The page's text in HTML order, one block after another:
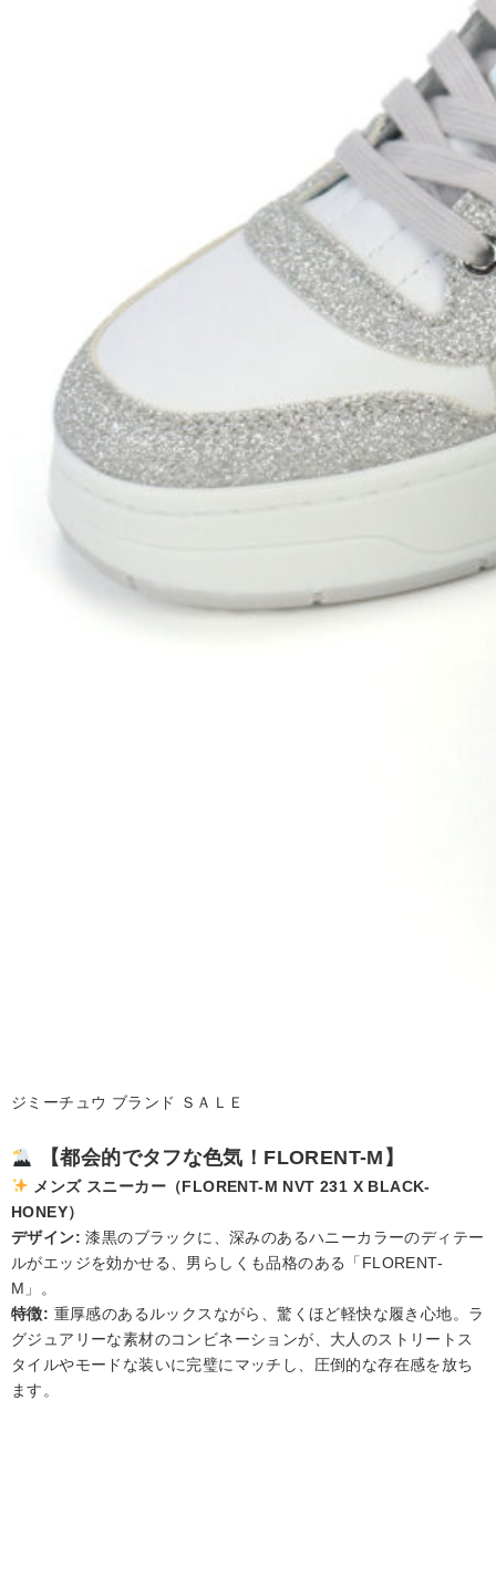
ジミーチュウ ブランド ＳＡＬＥ
【都会的でタフな色気！FLORENT-M】
メンズ スニーカー（FLORENT-M NVT 231 X BLACK-
HONEY）
デザイン: 漆黒のブラックに、深みのあるハニーカラーのディテー
ルがエッジを効かせる、男らしくも品格のある「FLORENT-
M」。
特徴: 重厚感のあるルックスながら、驚くほど軽快な履き心地。ラ
グジュアリーな素材のコンビネーションが、大人のストリートス
タイルやモードな装いに完璧にマッチし、圧倒的な存在感を放ち
ます。